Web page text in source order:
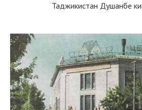
Таджикистан Душанбе